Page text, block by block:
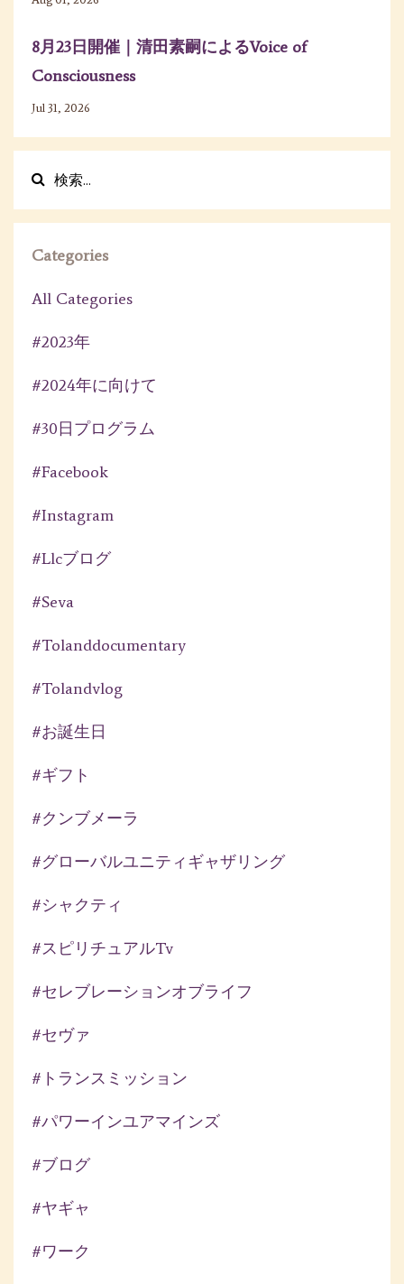
8月23日開催｜清田素嗣によるVoice of
Consciousness
Jul 31, 2026
Categories
All Categories
#2023年
#2024年に向けて
#30日プログラム
#facebook
#instagram
#llcブログ
#seva
#tolanddocumentary
#tolandvlog
#お誕生日
#ギフト
#クンブメーラ
#グローバルユニティギャザリング
#シャクティ
#スピリチュアルtv
#セレブレーションオブライフ
#セヴァ
#トランスミッション
#パワーインユアマインズ
#ブログ
#ヤギャ
#ワーク